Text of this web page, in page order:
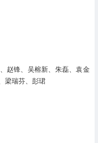
锋、吴榕新、朱磊、袁金
梁瑞芬、彭珺